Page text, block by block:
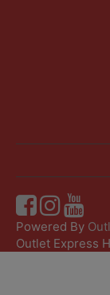
Powered By
Outlet Express